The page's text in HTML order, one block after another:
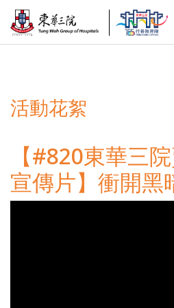
活動花絮
【#820東華三
宣傳片】衝開黑